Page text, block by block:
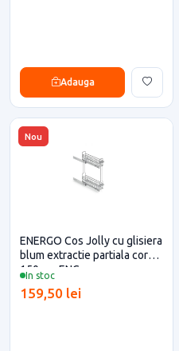
Adauga
Nou
In stoc
ENERGO Cos Jolly cu glisiera
blum extractie partiala corp
150mm ENG
159,50 lei